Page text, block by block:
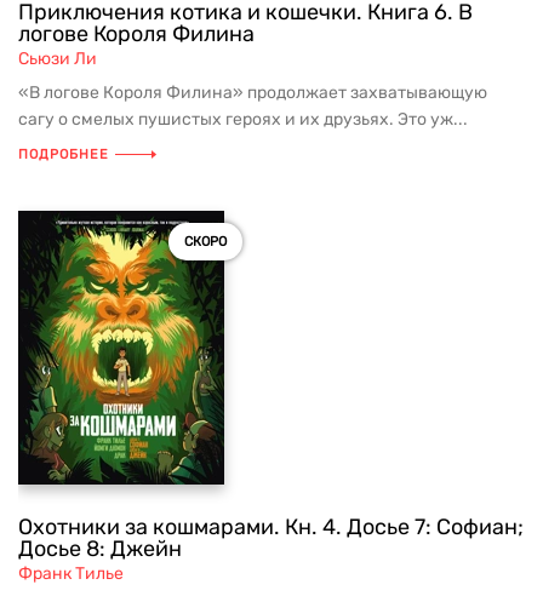
Приключения котика и кошечки. Книга 6. В
логове Короля Филина
Сьюзи Ли
«В логове Короля Филина» продолжает захватывающую
сагу о смелых пушистых героях и их друзьях. Это уж...
ПОДРОБНЕЕ
СКОРО
Охотники за кошмарами. Кн. 4. Досье 7: Софиан;
Досье 8: Джейн
Франк Тилье